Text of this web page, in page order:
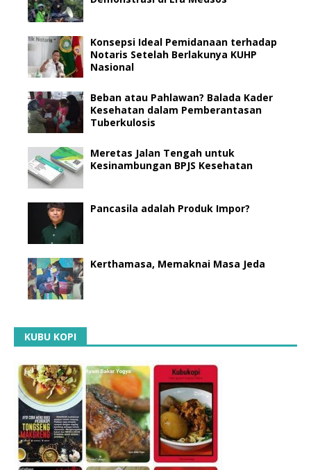
Konsepsi Ideal Pemidanaan terhadap
Notaris Setelah Berlakunya KUHP
Nasional
Beban atau Pahlawan? Balada Kader
Kesehatan dalam Pemberantasan
Tuberkulosis
Meretas Jalan Tengah untuk
Kesinambungan BPJS Kesehatan
Pancasila adalah Produk Impor?
Kerthamasa, Memaknai Masa Jeda
KUBU KOPI